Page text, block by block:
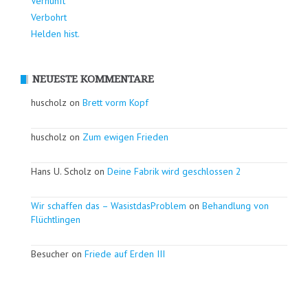
Verbohrt
Helden hist.
NEUESTE KOMMENTARE
huscholz on Brett vorm Kopf
huscholz on Zum ewigen Frieden
Hans U. Scholz on Deine Fabrik wird geschlossen 2
Wir schaffen das – WasistdasProblem on Behandlung von
Flüchtlingen
Besucher on Friede auf Erden III